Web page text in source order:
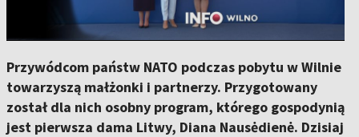
Przywódcom państw NATO podczas pobytu w Wilnie
towarzyszą małżonki i partnerzy. Przygotowany
został dla nich osobny program, którego gospodynią
jest pierwsza dama Litwy, Diana Nausėdienė. Dzisiaj